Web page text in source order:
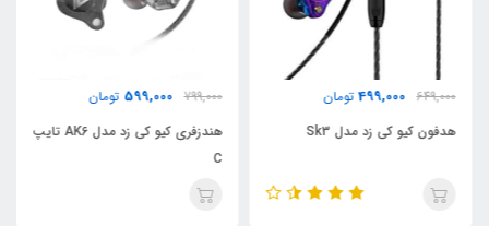
649,000
499,000 تومان
هدفون کیو کی زد مدل Sk3
799,000
599,000 تومان
هندزفری کیو کی زد مدل AK6 تایپ
C